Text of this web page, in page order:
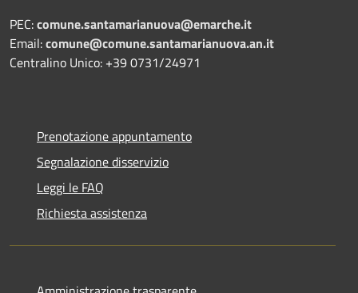
PEC:comune.santamarianuova@emarche.it
Email:comune@comune.santamarianuova.an.it
Centralino Unico: +39 0731/24971
Prenotazione appuntamento
Segnalazione disservizio
Leggi le FAQ
Richiesta assistenza